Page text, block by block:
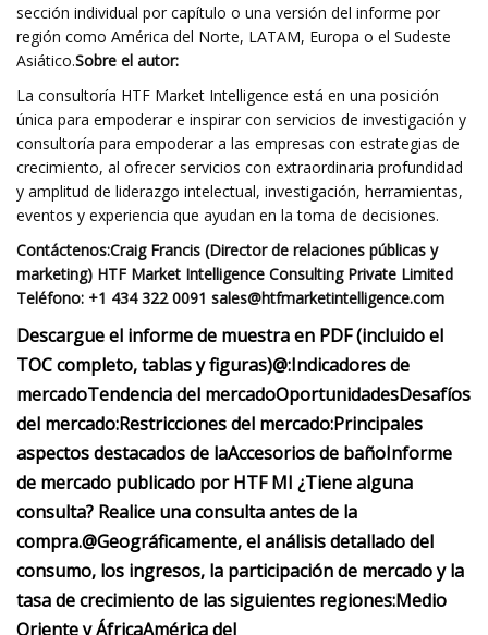
sección individual por capítulo o una versión del informe por
región como América del Norte, LATAM, Europa o el Sudeste
Asiático.Sobre el autor:
La consultoría HTF Market Intelligence está en una posición
única para empoderar e inspirar con servicios de investigación y
consultoría para empoderar a las empresas con estrategias de
crecimiento, al ofrecer servicios con extraordinaria profundidad
y amplitud de liderazgo intelectual, investigación, herramientas,
eventos y experiencia que ayudan en la toma de decisiones.
Contáctenos:Craig Francis (Director de relaciones públicas y
marketing) HTF Market Intelligence Consulting Private Limited
Teléfono: +1 434 322 0091 sales@htfmarketintelligence.com
Descargue el informe de muestra en PDF (incluido el
TOC completo, tablas y figuras)@:Indicadores de
mercadoTendencia del mercadoOportunidadesDesafíos
del mercado:Restricciones del mercado:Principales
aspectos destacados de laAccesorios de bañoInforme
de mercado publicado por HTF MI ¿Tiene alguna
consulta? Realice una consulta antes de la
compra.@Geográficamente, el análisis detallado del
consumo, los ingresos, la participación de mercado y la
tasa de crecimiento de las siguientes regiones:Medio
Oriente y ÁfricaAmérica del